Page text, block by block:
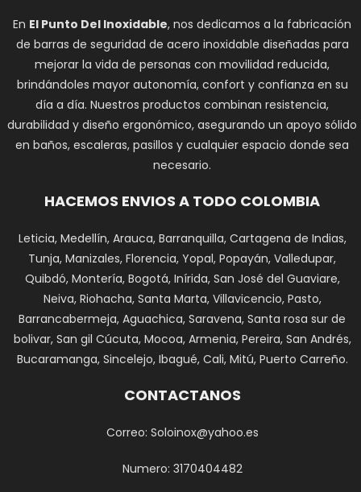
En El Punto Del Inoxidable, nos dedicamos a la fabricación
de barras de seguridad de acero inoxidable diseñadas para
mejorar la vida de personas con movilidad reducida,
brindándoles mayor autonomía, confort y confianza en su
día a día. Nuestros productos combinan resistencia,
durabilidad y diseño ergonómico, asegurando un apoyo sólido
en baños, escaleras, pasillos y cualquier espacio donde sea
necesario.
HACEMOS ENVIOS A TODO COLOMBIA
Leticia, Medellín, Arauca, Barranquilla, Cartagena de Indias,
Tunja, Manizales, Florencia, Yopal, Popayán, Valledupar,
Quibdó, Montería, Bogotá, Inírida, San José del Guaviare,
Neiva, Riohacha, Santa Marta, Villavicencio, Pasto,
Barrancabermeja, Aguachica, Saravena, Santa rosa sur de
bolivar, San gil Cúcuta, Mocoa, Armenia, Pereira, San Andrés,
Bucaramanga, Sincelejo, Ibagué, Cali, Mitú, Puerto Carreño.
CONTACTANOS
Correo: Soloinox@yahoo.es
Numero: 3170404482